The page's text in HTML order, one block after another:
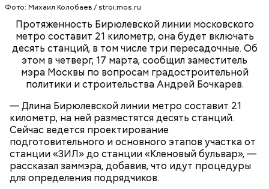
Фото: Михаил Колобаев / stroi.mos.ru
Протяженность Бирюлевской линии московского
метро составит 21 километр, она будет включать
десять станций, в том числе три пересадочные. Об
этом в четверг, 17 марта, сообщил заместитель
мэра Москвы по вопросам градостроительной
политики и строительства Андрей Бочкарев.
— Длина Бирюлевской линии метро составит 21
километр, на ней разместятся десять станций.
Сейчас ведется проектирование
подготовительного и основного этапов участка от
станции «ЗИЛ» до станции «Кленовый бульвар», —
рассказал заммэра, добавив, что идут процедуры
для определения подрядчиков.